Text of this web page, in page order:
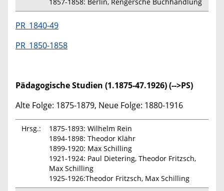
PR_1840-49
PR_1850-1858
Pädagogische Studien (1.1875-47.1926) (-->PS)
Alte Folge: 1875-1879, Neue Folge: 1880-1916
Hrsg.:
1875-1893: Wilhelm Rein
1894-1898: Theodor Klähr
1899-1920: Max Schilling
1921-1924: Paul Dietering, Theodor Fritzsch,
Max Schilling
1925-1926:Theodor Fritzsch, Max Schilling